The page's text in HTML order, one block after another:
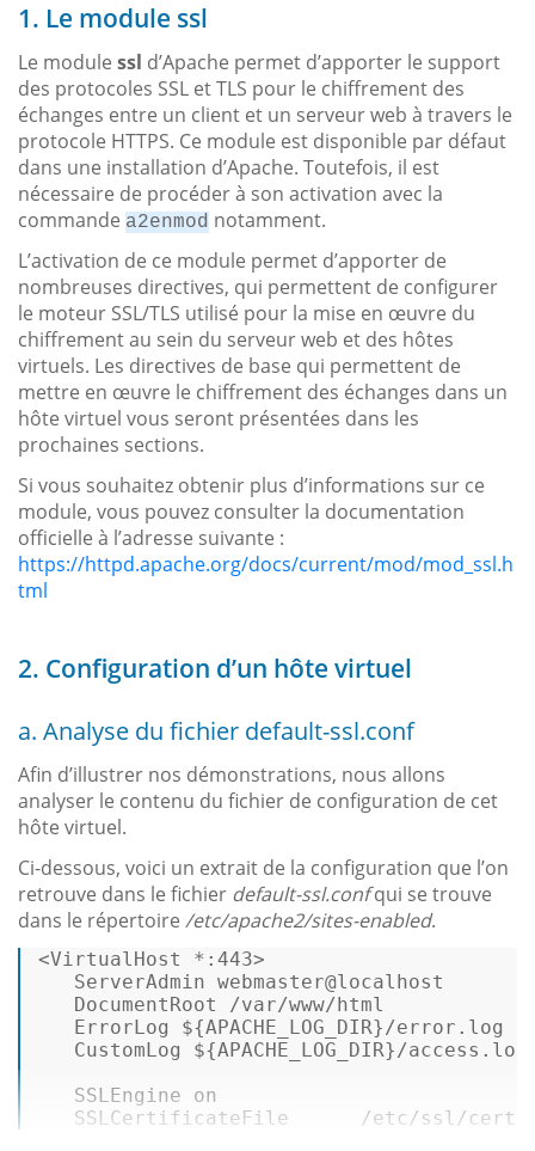
1. Le module ssl
Le module ssl d’Apache permet d’apporter le support
des protocoles SSL et TLS pour le chiffrement des
échanges entre un client et un serveur web à travers le
protocole HTTPS. Ce module est disponible par défaut
dans une installation d’Apache. Toutefois, il est
nécessaire de procéder à son activation avec la
commande a2enmod notamment.
L’activation de ce module permet d’apporter de
nombreuses directives, qui permettent de configurer
le moteur SSL/TLS utilisé pour la mise en œuvre du
chiffrement au sein du serveur web et des hôtes
virtuels. Les directives de base qui permettent de
mettre en œuvre le chiffrement des échanges dans un
hôte virtuel vous seront présentées dans les
prochaines sections.
Si vous souhaitez obtenir plus d’informations sur ce
module, vous pouvez consulter la documentation
officielle à l’adresse suivante :
https://httpd.apache.org/docs/current/mod/mod_ssl.h
tml
2. Configuration d’un hôte virtuel
a. Analyse du fichier default-ssl.conf
Afin d’illustrer nos démonstrations, nous allons
analyser le contenu du fichier de configuration de cet
hôte virtuel.
Ci-dessous, voici un extrait de la configuration que l’on
retrouve dans le fichier default-ssl.confqui se trouve
dans le répertoire /etc/apache2/sites-enabled.
<VirtualHost *:443>
ServerAdmin webmaster@localhost
DocumentRoot /var/www/html
ErrorLog ${APACHE_LOG_DIR}/error.log
CustomLog ${APACHE_LOG_DIR}/access.log
SSLEngine on
SSLCertificateFile      /etc/ssl/